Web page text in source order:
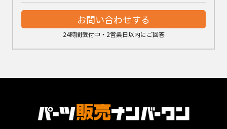
お問い合わせする
24時間受付中・2営業日以内にご回答